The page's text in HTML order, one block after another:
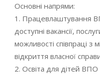
Основні напрями:
1. Працевлаштування
доступні вакансії,
можливості співпраці
відкриття власної
2. Освіта для дітей